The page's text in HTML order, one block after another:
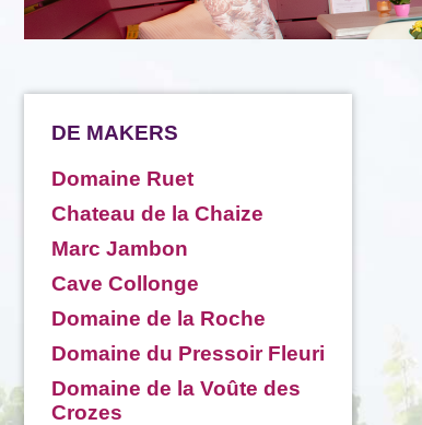
DE MAKERS
Domaine Ruet
Chateau de la Chaize
Marc Jambon
Cave Collonge
Domaine de la Roche
Domaine du Pressoir Fleuri
Domaine de la Voûte des
Crozes